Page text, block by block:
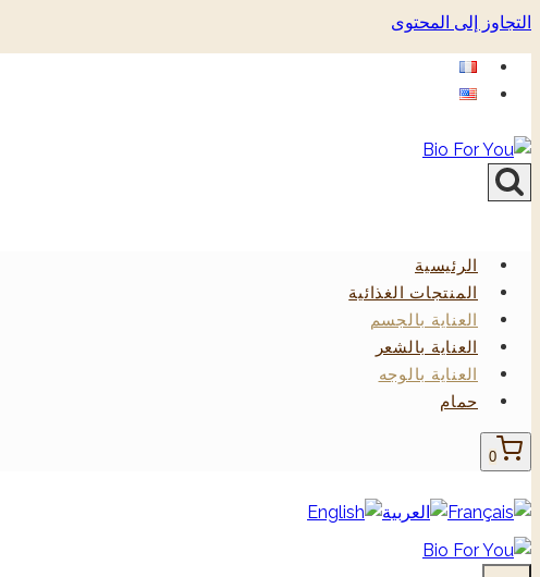
التجاوز إلى المحتوى
الرئيسية
المنتجات الغذائية
العناية بالجسم
العناية بالشعر
العناية بالوجه
حمام
0